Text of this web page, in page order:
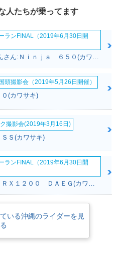
ライトコーポレーション経由で行わ
ンジが行われた。カワサキのマー
登場した初期モデルが
D、2015年からの3代目が
CとEに対するABS搭載モデルとい
コーポレーションによる日本での販
の後も欧州や北米では販売が続け
のヴェルシス1000とよく似た（同
ントマスクを持つ新スタイルに変更
ラー液晶のメーターなどを装備し
国内正式導入が「2022年初夏」と
蔓延による混乱などもあって延期さ
10月、同年11月からの発売が発表さ
人たちが乗ってます
ランFINAL（2019年6月30日開
頭撮影会（2019年5月26日開催）
(カワサキ)
撮影会(2019年3月16日)
Ｓ(カワサキ)
ランFINAL（2019年6月30日開
ショウタさん:ＺＲＸ１２００ ＤＡＥＧ(カワサキ)
いる沖縄のライダーを見
る